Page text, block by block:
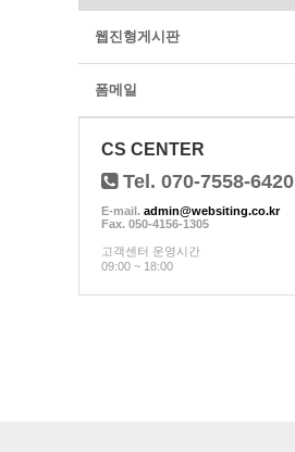
웹진형게시판
폼메일
CS CENTER
Tel. 070-7558-6420
E-mail. admin@websiting.co.kr
Fax. 050-4156-1305
고객센터 운영시간
09:00 ~ 18:00